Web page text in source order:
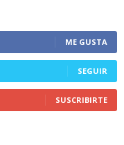
ME GUSTA
SEGUIR
SUSCRIBIRTE